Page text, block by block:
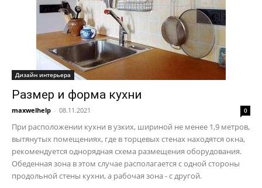
Дизайн интерьера
Размер и форма кухни
maxwelhelp - 08.11.2021 0
При расположении кухни в узких, шириной не менее 1,9 метров,
вытянутых помещениях, где в торцевых стенах находятся окна,
рекомендуется однорядная схема размещения оборудования.
Обеденная зона в этом случае располагается с одной стороны
продольной стены кухни, а рабочая зона - с другой.